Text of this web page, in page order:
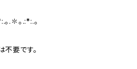
｡.✽｡.:*:.｡
要です。